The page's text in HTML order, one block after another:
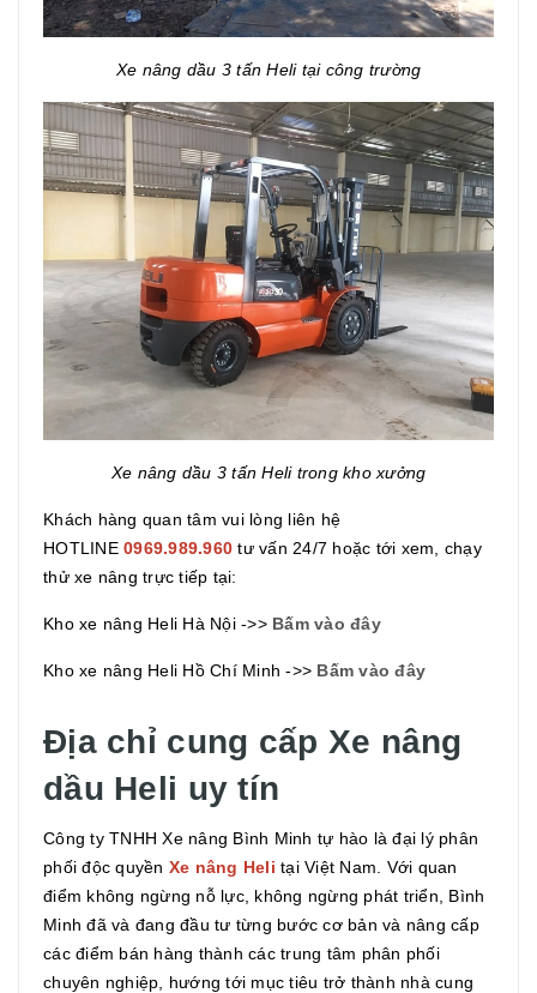
Xe nâng dầu 3 tấn Heli tại công trường
Xe nâng dầu 3 tấn Heli trong kho xưởng
Khách hàng quan tâm vui lòng liên hệ
HOTLINE 0969.989.960 tư vấn 24/7 hoặc tới xem, chạy
thử xe nâng trực tiếp tại:
Kho xe nâng Heli Hà Nội ->> Bấm vào đây
Kho xe nâng Heli Hồ Chí Minh ->> Bấm vào đây
Địa chỉ cung cấp Xe nâng
dầu Heli uy tín
Công ty TNHH Xe nâng Bình Minh tự hào là đại lý phân
phối độc quyền Xe nâng Heli tại Việt Nam. Với quan
điểm không ngừng nỗ lực, không ngừng phát triển, Bình
Minh đã và đang đầu tư từng bước cơ bản và nâng cấp
các điểm bán hàng thành các trung tâm phân phối
chuyên nghiệp, hướng tới mục tiêu trở thành nhà cung